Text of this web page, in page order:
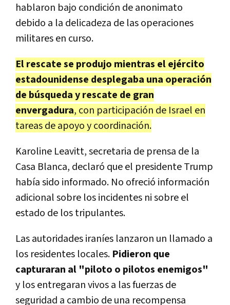
hablaron bajo condición de anonimato
debido a la delicadeza de las operaciones
militares en curso.
El rescate se produjo mientras el ejército
estadounidense desplegaba una operación
de búsqueda y rescate de gran
envergadura, con participación de Israel en
tareas de apoyo y coordinación.
Karoline Leavitt, secretaria de prensa de la
Casa Blanca, declaró que el presidente Trump
había sido informado. No ofreció información
adicional sobre los incidentes ni sobre el
estado de los tripulantes.
Las autoridades iraníes lanzaron un llamado a
los residentes locales. Pidieron que
capturaran al "piloto o pilotos enemigos"
y los entregaran vivos a las fuerzas de
seguridad a cambio de una recompensa